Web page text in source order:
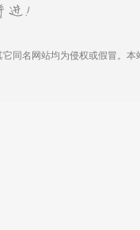
它同名网站均为侵权或假冒。本